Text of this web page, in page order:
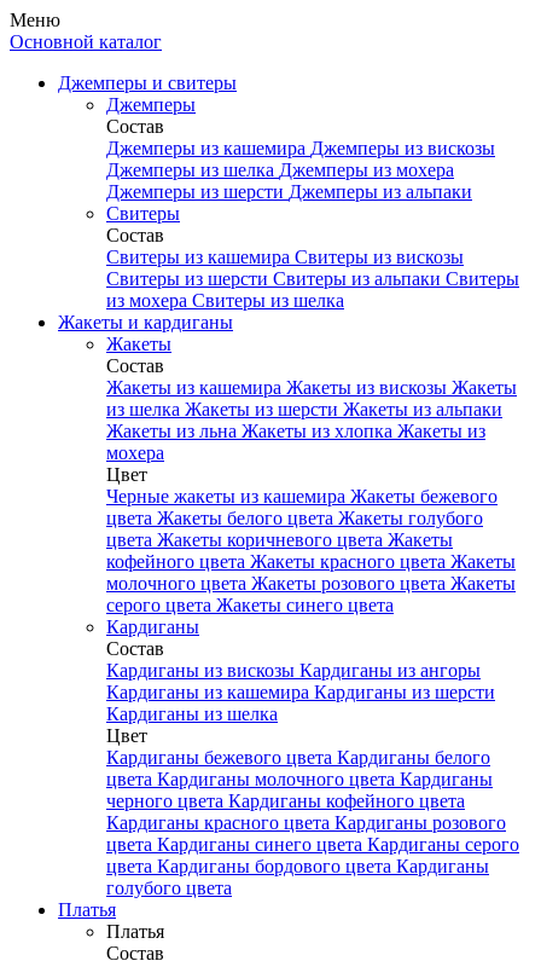
Меню
Основной каталог
Джемперы и свитеры
Джемперы
Состав
Джемперы из кашемира Джемперы из вискозы
Джемперы из шелка Джемперы из мохера
Джемперы из шерсти Джемперы из альпаки
Свитеры
Состав
Свитеры из кашемира Свитеры из вискозы
Свитеры из шерсти Свитеры из альпаки Свитеры
из мохера Свитеры из шелка
Жакеты и кардиганы
Жакеты
Состав
Жакеты из кашемира Жакеты из вискозы Жакеты
из шелка Жакеты из шерсти Жакеты из альпаки
Жакеты из льна Жакеты из хлопка Жакеты из
мохера
Цвет
Черные жакеты из кашемира Жакеты бежевого
цвета Жакеты белого цвета Жакеты голубого
цвета Жакеты коричневого цвета Жакеты
кофейного цвета Жакеты красного цвета Жакеты
молочного цвета Жакеты розового цвета Жакеты
серого цвета Жакеты синего цвета
Кардиганы
Состав
Кардиганы из вискозы Кардиганы из ангоры
Кардиганы из кашемира Кардиганы из шерсти
Кардиганы из шелка
Цвет
Кардиганы бежевого цвета Кардиганы белого
цвета Кардиганы молочного цвета Кардиганы
черного цвета Кардиганы кофейного цвета
Кардиганы красного цвета Кардиганы розового
цвета Кардиганы синего цвета Кардиганы серого
цвета Кардиганы бордового цвета Кардиганы
голубого цвета
Платья
Платья
Состав